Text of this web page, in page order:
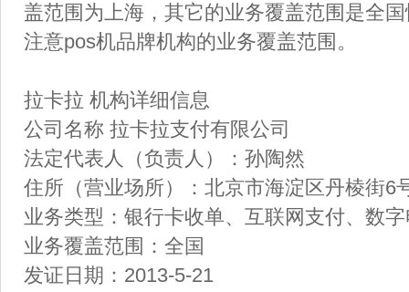
盖范围为上海，其它的业务覆盖范围是全
注意pos机品牌机构的业务覆盖范围。
拉卡拉 机构详细信息
公司名称 拉卡拉支付有限公司
法定代表人（负责人）：孙陶然
住所（营业场所）：北京市海淀区丹棱街6
业务类型：银行卡收单、互联网支付、数
业务覆盖范围：全国
发证日期：2013-5-21